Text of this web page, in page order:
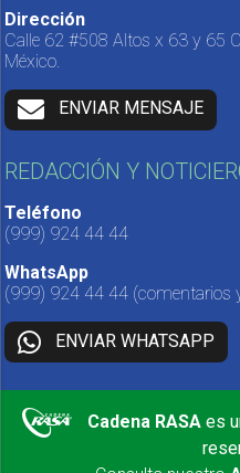
Dirección
Calle 62 #508 Altos x 63 y 65
México.
ENVIAR MENSAJE
REDACCIÓN Y
Teléfono
(999) 924 44 44
WhatsApp
(999) 924 44 44 (comentarios
ENVIAR WHATSAPP
Cadena RASA es